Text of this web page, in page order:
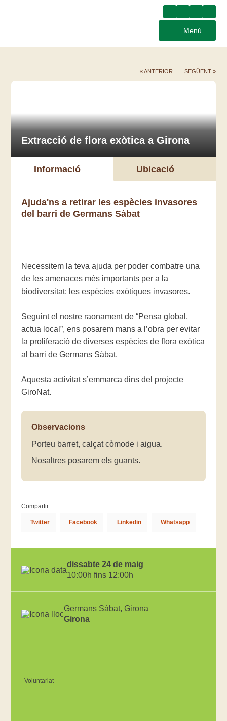
Menú
« ANTERIOR SEGÜENT »
Extracció de flora exòtica a Girona
Informació Ubicació
Ajuda'ns a retirar les espècies invasores
del barri de Germans Sàbat
Necessitem la teva ajuda per poder combatre una
de les amenaces més importants per a la
biodiversitat: les espècies exòtiques invasores.
Seguint el nostre raonament de “Pensa global,
actua local”, ens posarem mans a l’obra per evitar
la proliferació de diverses espècies de flora exòtica
al barri de Germans Sàbat.
Aquesta activitat s’emmarca dins del projecte
GiroNat.
Observacions
Porteu barret, calçat còmode i aigua.
Nosaltres posarem els guants.
Compartir:
Twitter Facebook Linkedin Whatsapp
dissabte 24 de maig
10:00h fins 12:00h
Germans Sàbat, Girona
Girona
Voluntariat